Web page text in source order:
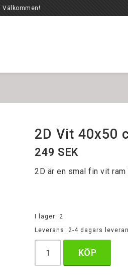
2D Vit 40x50
249 SEK
2D är en smal fin vit ram
I lager: 2
Leverans:2-4 dagars
KÖP